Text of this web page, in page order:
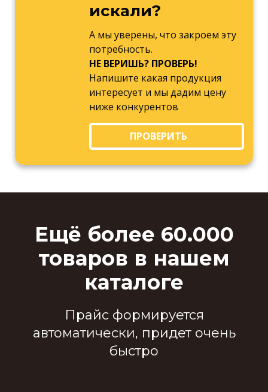
искали?
А мы уверены, что закроем эту
потребность.
НЕ ВЕРИШЬ? ПРОВЕРЬ!
Напишите какая продукция
интересует и мы дадим цену
ниже конкурентов
ПРОВЕРИТЬ
Ещё более 60.000
товаров в нашем
каталоге
Прайс формируется
автоматически, придет очень
быстро